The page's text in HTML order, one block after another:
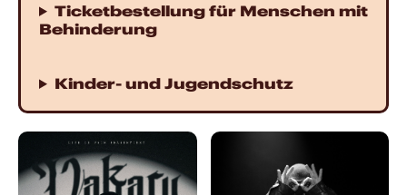
Ticketbestellung für Menschen mit
Behinderung
Kinder- und Jugendschutz